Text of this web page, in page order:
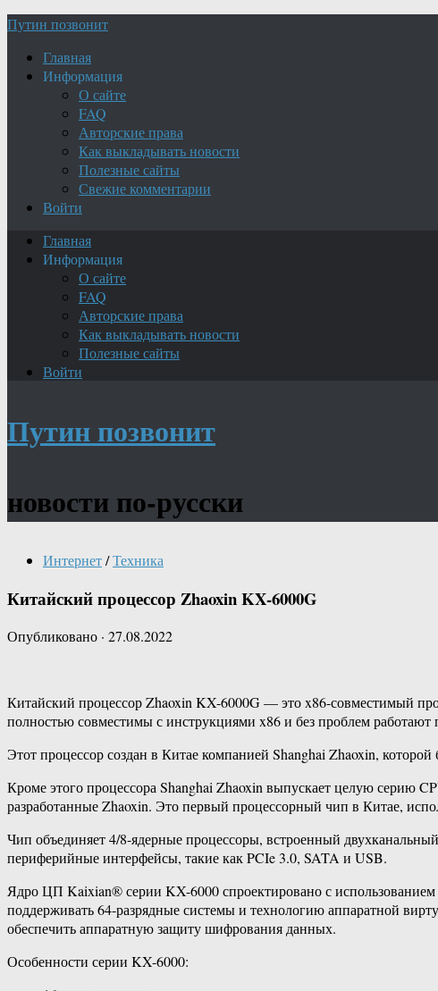
Путин позвонит
Главная
Информация
О сайте
FAQ
Авторские права
Как выкладывать новости
Полезные сайты
Свежие комментарии
Войти
Главная
Информация
О сайте
FAQ
Авторские права
Как выкладывать новости
Полезные сайты
Войти
Путин позвонит
новости по-русски
Интернет/Техника
Китайский процессор Zhaoxin KX-6000G
Опубликовано · 27.08.2022
Китайский процессор Zhaoxin KX-6000G — это x86-совместимый
полностью совместимы с инструкциями x86 и без проблем работают
Этот процессор создан в Китае компанией Shanghai Zhaoxin,
Кроме этого процессора Shanghai Zhaoxin выпускает целую серию
разработанные Zhaoxin. Это первый процессорный чип в Китае,
Чип объединяет 4/8-ядерные процессоры, встроенный
периферийные интерфейсы, такие как PCIe 3.0, SATA и USB.
Ядро ЦП Kaixian® серии KX-6000 спроектировано с
поддерживать 64-разрядные системы и технологию аппаратной
обеспечить аппаратную защиту шифрования данных.
Особенности серии KX-6000: